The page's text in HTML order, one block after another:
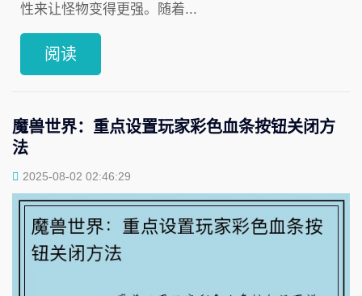
性来让怪物变得更强。随着...
阅读
魔兽世界：重点设置玩家彩色血条按钮关闭方
法
2025-08-02 02:46:29